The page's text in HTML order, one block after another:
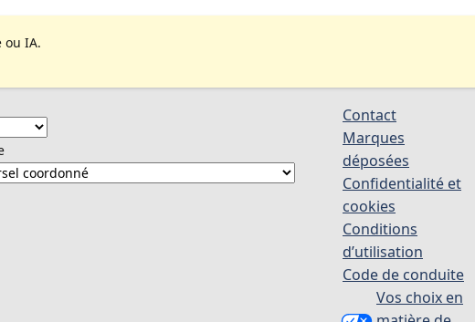
ou IA.
Contact
Marques
déposées
Confidentialité et
cookies
Conditions
d’utilisation
Code de conduite
Vos choix en